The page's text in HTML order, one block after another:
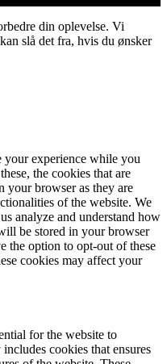
din oplevelse. Vi
slå det fra, hvis du ønsker
your experience while you
the cookies that are
your browser as they are
of the website. We
analyze and understand how
be stored in your browser
the option to opt-out of these
cookies may affect your
for the website to
cookies that ensures